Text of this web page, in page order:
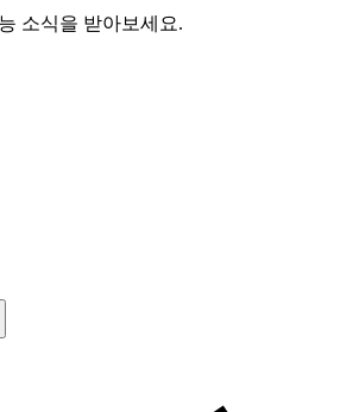
소식을 받아보세요.